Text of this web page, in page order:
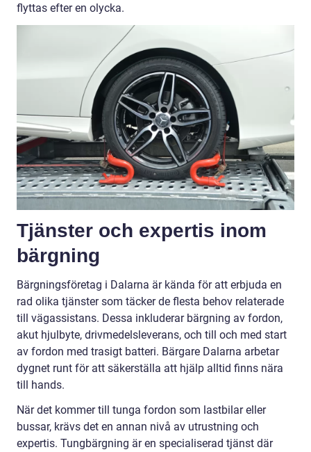
flyttas efter en olycka.
Tjänster och expertis inom
bärgning
Bärgningsföretag i Dalarna är kända för att erbjuda en
rad olika tjänster som täcker de flesta behov relaterade
till vägassistans. Dessa inkluderar bärgning av fordon,
akut hjulbyte, drivmedelsleverans, och till och med start
av fordon med trasigt batteri. Bärgare Dalarna arbetar
dygnet runt för att säkerställa att hjälp alltid finns nära
till hands.
När det kommer till tunga fordon som lastbilar eller
bussar, krävs det en annan nivå av utrustning och
expertis. Tungbärgning är en specialiserad tjänst där